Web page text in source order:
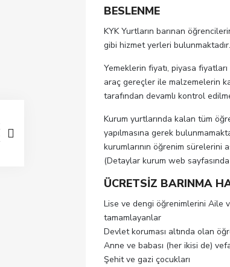
BESLENME
KYK Yurtların barınan
gibi hizmet yerleri bulunmaktadır.
Yemeklerin fiyatı, piyasa
araç gereçler ile malzemelerin
tarafından devamlı kontrol
Kurum yurtlarında kalan tüm
yapılmasına gerek
kurumlarının öğrenim sürelerini
(Detaylar kurum web sayfasında
ÜCRETSİZ BARINMA
Lise ve dengi öğrenimlerini Aile
tamamlayanlar
Devlet koruması altında olan
Anne ve babası (her ikisi de)
Şehit ve gazi çocukları